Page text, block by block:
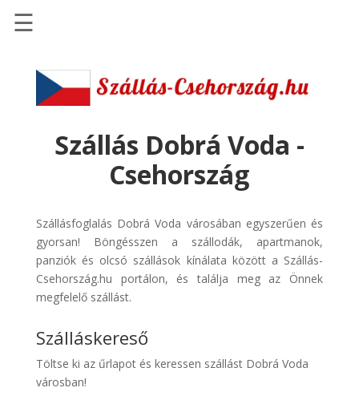
Szállások
Szállásinfo.eu
pénzvisszatérítéssel
Discover
Cars
Transzfer
Kiwi
Taxi
☰
Szállás Dobrá Voda -
Csehország
Szállásfoglalás Dobrá Voda városában egyszerűen és
gyorsan! Böngésszen a szállodák, apartmanok,
panziók és olcsó szállások kínálata között a Szállás-
Csehország.hu portálon, és találja meg az Önnek
megfelelő szállást.
Szálláskereső
Töltse ki az űrlapot és keressen szállást Dobrá Voda
városban!